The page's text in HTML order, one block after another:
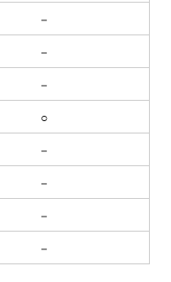
－
－
－
○
－
－
－
－